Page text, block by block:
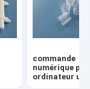
commande
numérique par
ordinateur